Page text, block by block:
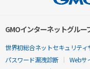
GMOインターネットグル
世界初総合ネットセキュリティ
パスワード漏洩診断
Webサ